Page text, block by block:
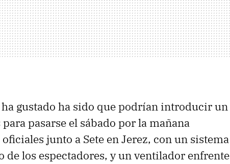
gustado ha sido que podrían introducir un
pasarse el sábado por la mañana
junto a Sete en Jerez, con un sistema
de los espectadores, y un ventilador enfrente